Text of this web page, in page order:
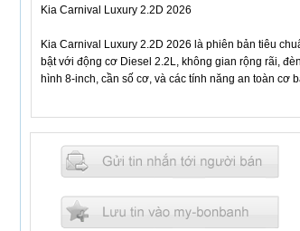
Kia Carnival Luxury 2.2D 2026
Kia Carnival Luxury 2.2D 2026 là phiên bản tiêu
bật với động cơ Diesel 2.2L, không gian rộng rãi,
hình 8-inch, cần số cơ, và các tính năng an toàn cơ